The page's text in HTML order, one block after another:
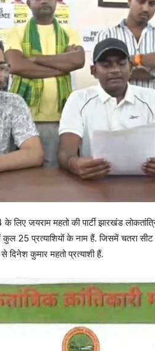
जयराम महतो की पार्टी झारखंड
कुल 25 प्रत्याशियों के नाम हैं. जिसमें चतरा
से दिनेश कुमार महतो प्रत्याशी हैं.